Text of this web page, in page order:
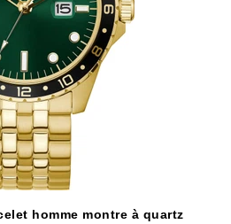
homme montre à quartz